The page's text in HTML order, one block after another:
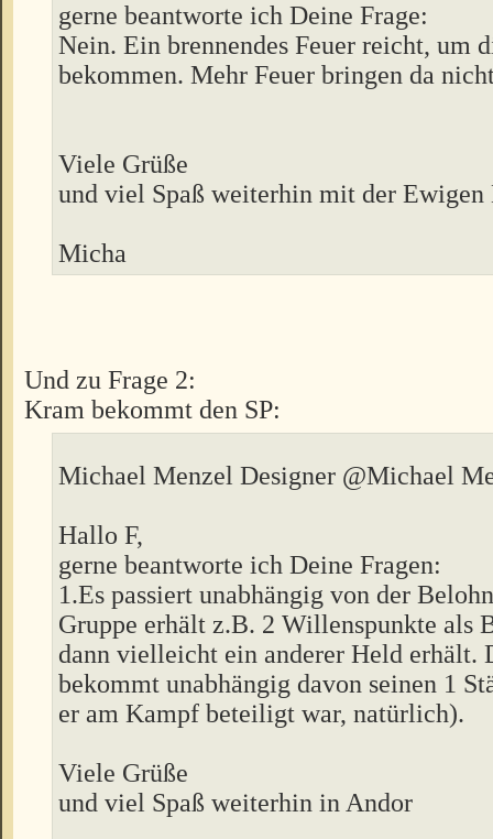
gerne beantworte ich Deine Frage:
Nein. Ein brennendes Feuer reicht, um
bekommen. Mehr Feuer bringen da
Viele Grüße
und viel Spaß weiterhin mit der Ewigen
Micha
Und zu Frage 2:
Kram bekommt den SP:
Michael Menzel Designer @Michael
Hallo F,
gerne beantworte ich Deine Fragen:
1.Es passiert unabhängig von der
Gruppe erhält z.B. 2 Willenspunkte als
dann vielleicht ein anderer Held erhält.
bekommt unabhängig davon seinen 1
er am Kampf beteiligt war, natürlich).
Viele Grüße
und viel Spaß weiterhin in Andor